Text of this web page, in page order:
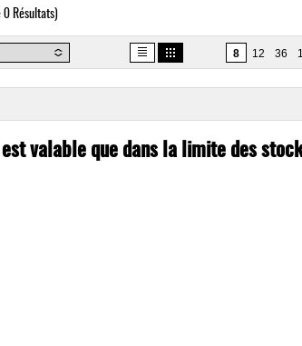
0 Résultats)
8 12 36
valable que dans la limite des